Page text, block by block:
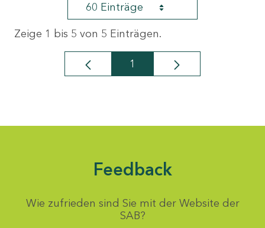
60 Einträge
Zeige 1 bis 5 von 5 Einträgen.
Seite
1
Feedback
Wie zufrieden sind Sie mit der Website der
SAB?